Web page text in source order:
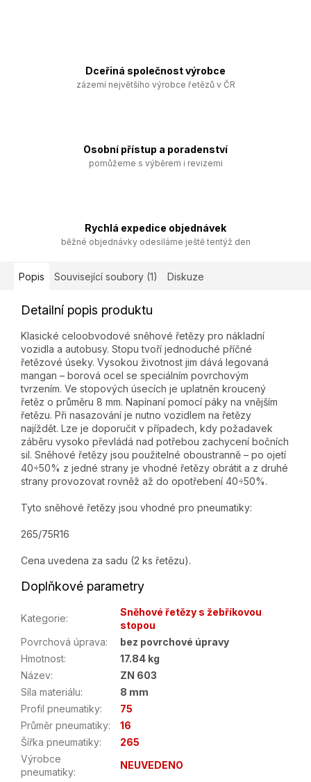
Dceřiná společnost výrobce
zázemí největšího výrobce řetězů v ČR
Osobní přístup a poradenství
pomůžeme s výběrem i revizemi
Rychlá expedice objednávek
běžné objednávky odesíláme ještě tentýž den
Popis Související soubory (1) Diskuze
Detailní popis produktu
Klasické celoobvodové sněhové řetězy pro nákladní
vozidla a autobusy. Stopu tvoří jednoduché příčné
řetězové úseky. Vysokou životnost jim dává legovaná
mangan – borová ocel se speciálním povrchovým
tvrzením. Ve stopových úsecích je uplatněn kroucený
řetěz o průměru 8 mm. Napínaní pomocí páky na vnějším
řetězu. Při nasazování je nutno vozidlem na řetězy
najíždět. Lze je doporučit v případech, kdy požadavek
záběru vysoko převládá nad potřebou zachycení bočních
sil. Sněhové řetězy jsou použitelné oboustranně – po ojetí
40÷50% z jedné strany je vhodné řetězy obrátit a z druhé
strany provozovat rovněž až do opotřebení 40÷50%.
Tyto sněhové řetězy jsou vhodné pro pneumatiky:
265/75R16
Cena uvedena za sadu (2 ks řetězu).
Doplňkové parametry
Kategorie:
Sněhové řetězy s žebříkovou
stopou
Povrchová úprava:
bez povrchové úpravy
Hmotnost:
17.84 kg
Název:
ZN 603
Síla materiálu:
8 mm
Profil pneumatiky:
75
Průměr pneumatiky:
16
Šířka pneumatiky:
265
Výrobce
pneumatiky:
NEUVEDENO